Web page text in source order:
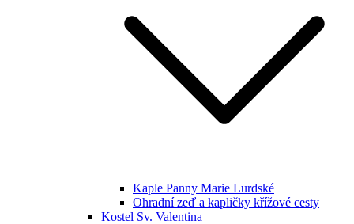
Kaple Panny Marie Lurdské
Ohradní zeď a kapličky křížové cesty
Kostel Sv. Valentina